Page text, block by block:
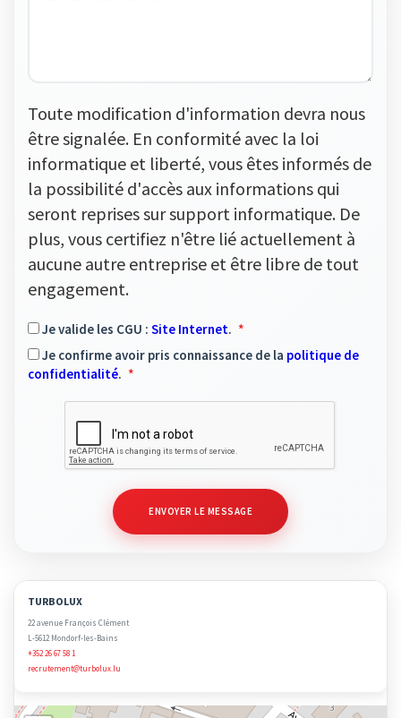
Toute modification d'information devra nous
être signalée. En conformité avec la loi
informatique et liberté, vous êtes informés de
la possibilité d'accès aux informations qui
seront reprises sur support informatique. De
plus, vous certifiez n'être lié actuellement à
aucune autre entreprise et être libre de tout
engagement.
Je valide les CGU : Site Internet.
Je confirme avoir pris connaissance de la politique de
confidentialité.
ENVOYER LE MESSAGE
TURBOLUX
22 avenue François Clément
L-5612 Mondorf-les-Bains
+352 26 67 58 1
recrutement@turbolux.lu